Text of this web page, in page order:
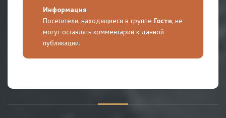
Информация
Посетители, находящиеся в группе Гости, не
могут оставлять комментарии к данной
публикации.